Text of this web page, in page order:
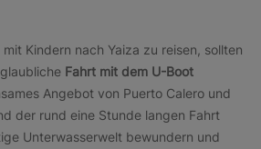
Kindern nach Yaiza zu reisen, sollten
Fahrt mit dem U-Boot
Angebot von Puerto Calero und
der rund eine Stunde langen Fahrt
Unterwasserwelt bewundern und